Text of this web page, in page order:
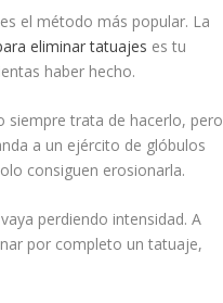
el método más popular. La
eliminar tatuajes es tu
haber hecho.
siempre trata de hacerlo, pero
a un ejército de glóbulos
consiguen erosionarla.
perdiendo intensidad. A
por completo un tatuaje,